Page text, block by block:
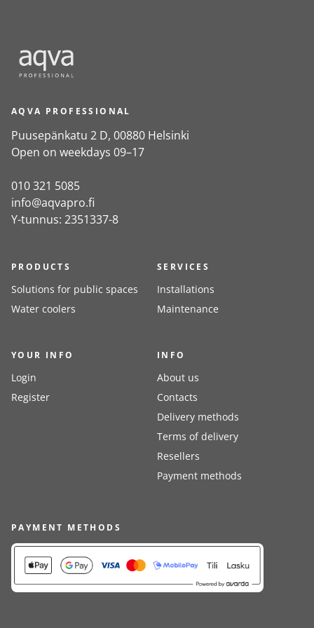
AQVA PROFESSIONAL
Puusepänkatu 2 D, 00880 Helsinki
Open on weekdays 09–17
010 321 5085
info@aqvapro.fi
Y-tunnus: 2351337-8
PRODUCTS
Solutions for public spaces
Water coolers
SERVICES
Installations
Maintenance
YOUR INFO
Login
Register
INFO
About us
Contacts
Delivery methods
Terms of delivery
Resellers
Payment methods
PAYMENT METHODS